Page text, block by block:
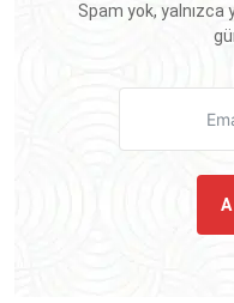
Spam yok, yalnızca